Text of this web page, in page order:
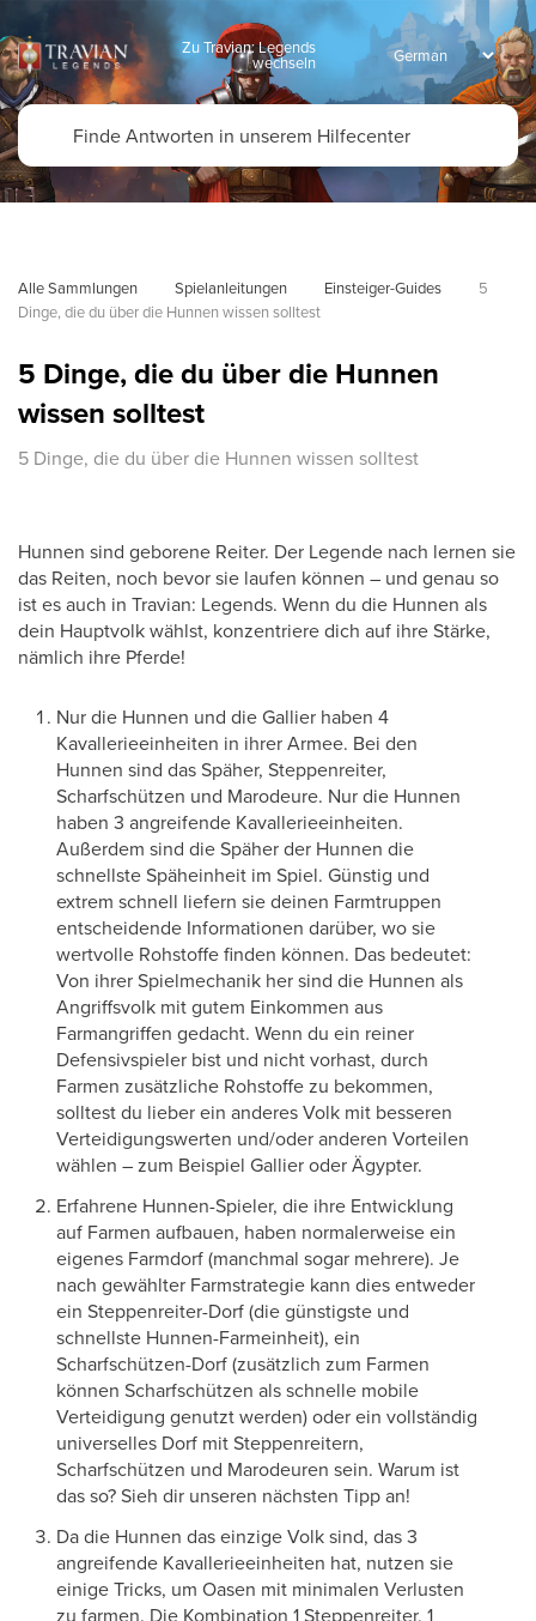
Zu Travian: Legends
wechseln
Alle Sammlungen Spielanleitungen Einsteiger-Guides
5
Dinge, die du über die Hunnen wissen solltest
5 Dinge, die du über die Hunnen
wissen solltest
5 Dinge, die du über die Hunnen wissen solltest
Hunnen sind geborene Reiter. Der Legende nach lernen sie
das Reiten, noch bevor sie laufen können – und genau so
ist es auch in Travian: Legends. Wenn du die Hunnen als
dein Hauptvolk wählst, konzentriere dich auf ihre Stärke,
nämlich ihre Pferde!
Nur die Hunnen und die Gallier haben 4
Kavallerieeinheiten in ihrer Armee. Bei den
Hunnen sind das Späher, Steppenreiter,
Scharfschützen und Marodeure. Nur die Hunnen
haben 3 angreifende Kavallerieeinheiten.
Außerdem sind die Späher der Hunnen die
schnellste Späheinheit im Spiel. Günstig und
extrem schnell liefern sie deinen Farmtruppen
entscheidende Informationen darüber, wo sie
wertvolle Rohstoffe finden können. Das bedeutet:
Von ihrer Spielmechanik her sind die Hunnen als
Angriffsvolk mit gutem Einkommen aus
Farmangriffen gedacht. Wenn du ein reiner
Defensivspieler bist und nicht vorhast, durch
Farmen zusätzliche Rohstoffe zu bekommen,
solltest du lieber ein anderes Volk mit besseren
Verteidigungswerten und/oder anderen Vorteilen
wählen – zum Beispiel Gallier oder Ägypter.
Erfahrene Hunnen-Spieler, die ihre Entwicklung
auf Farmen aufbauen, haben normalerweise ein
eigenes Farmdorf (manchmal sogar mehrere). Je
nach gewählter Farmstrategie kann dies entweder
ein Steppenreiter-Dorf (die günstigste und
schnellste Hunnen-Farmeinheit), ein
Scharfschützen-Dorf (zusätzlich zum Farmen
können Scharfschützen als schnelle mobile
Verteidigung genutzt werden) oder ein vollständig
universelles Dorf mit Steppenreitern,
Scharfschützen und Marodeuren sein. Warum ist
das so? Sieh dir unseren nächsten Tipp an!
Da die Hunnen das einzige Volk sind, das 3
angreifende Kavallerieeinheiten hat, nutzen sie
einige Tricks, um Oasen mit minimalen Verlusten
zu farmen. Die Kombination 1 Steppenreiter, 1